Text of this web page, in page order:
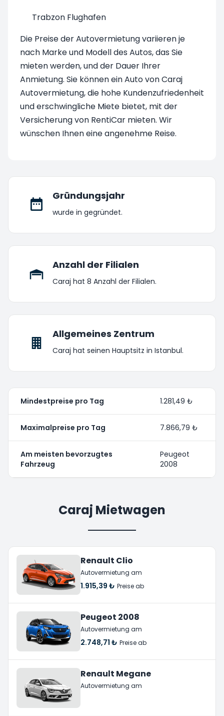
Trabzon Flughafen
Die Preise der Autovermietung variieren je
nach Marke und Modell des Autos, das Sie
mieten werden, und der Dauer Ihrer
Anmietung. Sie können ein Auto von Caraj
Autovermietung, die hohe Kundenzufriedenheit
und erschwingliche Miete bietet, mit der
Versicherung von RentiCar mieten. Wir
wünschen Ihnen eine angenehme Reise.
Gründungsjahr
wurde in gegründet.
Anzahl der Filialen
Caraj hat 8 Anzahl der Filialen.
Allgemeines Zentrum
Caraj hat seinen Hauptsitz in Istanbul.
Mindestpreise pro Tag 1.281,49 ₺
Maximalpreise pro Tag 7.866,79 ₺
Am meisten bevorzugtes
Fahrzeug
Peugeot
2008
Caraj Mietwagen
Renault Clio
Autovermietung am
1.915,39 ₺ Preise ab
Peugeot 2008
Autovermietung am
2.748,71 ₺ Preise ab
Renault Megane
Autovermietung am